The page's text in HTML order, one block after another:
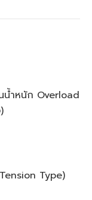
ำหนัก Overload
Type)